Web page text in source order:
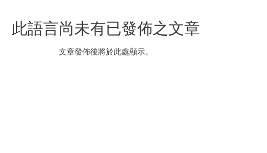
此語言尚未有已發佈之文章
文章發佈後將於此處顯示。